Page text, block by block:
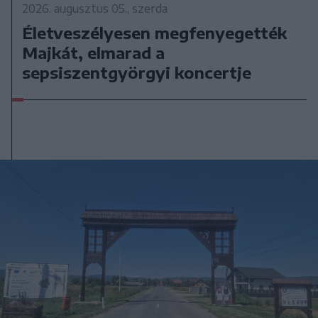
2026. augusztus 05., szerda
Életveszélyesen megfenyegették
Majkát, elmarad a
sepsiszentgyörgyi koncertje